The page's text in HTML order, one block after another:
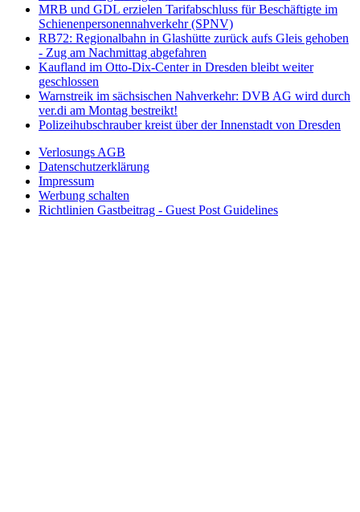
MRB und GDL erzielen Tarifabschluss für Beschäftigte im
Schienenpersonennahverkehr (SPNV)
RB72: Regionalbahn in Glashütte zurück aufs Gleis gehoben
- Zug am Nachmittag abgefahren
Kaufland im Otto-Dix-Center in Dresden bleibt weiter
geschlossen
Warnstreik im sächsischen Nahverkehr: DVB AG wird durch
ver.di am Montag bestreikt!
Polizeihubschrauber kreist über der Innenstadt von Dresden
Verlosungs AGB
Datenschutzerklärung
Impressum
Werbung schalten
Richtlinien Gastbeitrag - Guest Post Guidelines